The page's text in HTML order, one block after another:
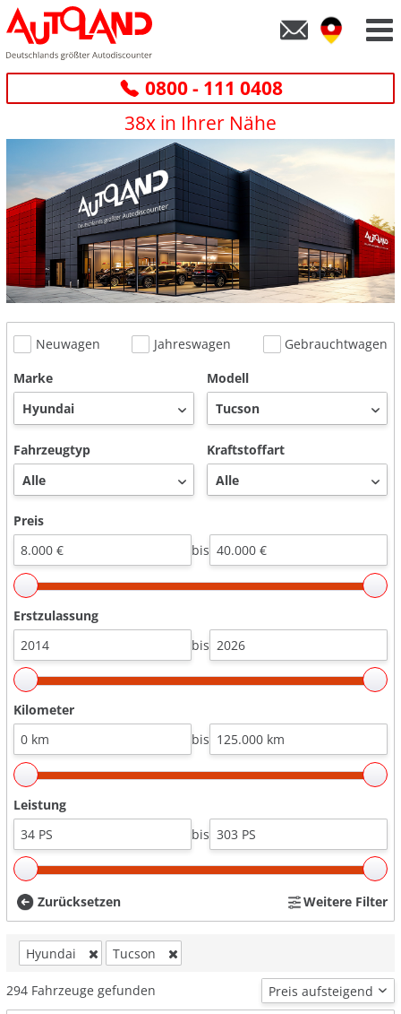
0800 - 111 0408
38x in Ihrer Nähe
Neuwagen Jahreswagen
Gebrauchtwagen
Marke
Modell
Fahrzeugtyp Kraftstoffart
Preis
bis
Erstzulassung
bis
Kilometer
bis
Leistung
bis
Zurücksetzen Weitere Filter
Hyundai Tucson
294 Fahrzeuge gefunden